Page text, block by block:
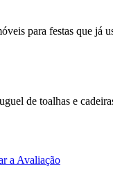
para festas que já
de toalhas e
a Avaliação